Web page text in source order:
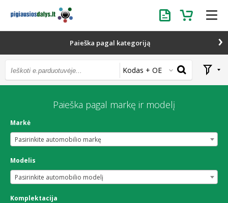
UžklausaKrepšelis
Paieška pagal kategoriją
Kodas + OE
Paieška pagal markę ir modelį
Markė
Pasirinkite automobilio markę
Modelis
Pasirinkite automobilio modelį
Komplektacija